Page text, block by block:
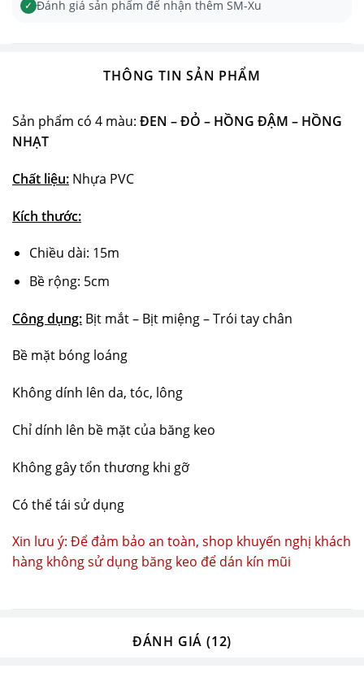
✓ Đánh giá sản phẩm để nhận thêm SM-Xu
THÔNG TIN SẢN PHẨM
Sản phẩm có 4 màu: ĐEN – ĐỎ – HỒNG ĐẬM – HỒNG
NHẠT
Chất liệu: Nhựa PVC
Kích thước:
Chiều dài: 15m
Bề rộng: 5cm
Công dụng: Bịt mắt – Bịt miệng – Trói tay chân
Bề mặt bóng loáng
Không dính lên da, tóc, lông
Chỉ dính lên bề mặt của băng keo
Không gây tổn thương khi gỡ
Có thể tái sử dụng
Xin lưu ý: Để đảm bảo an toàn, shop khuyến nghị khách
hàng không sử dụng băng keo để dán kín mũi
ĐÁNH GIÁ (12)